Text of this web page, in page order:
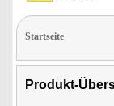
Startseite
Produkt-